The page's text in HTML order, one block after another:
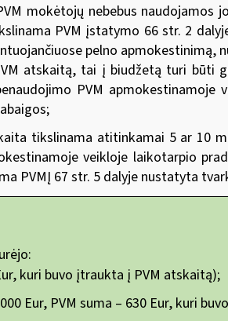
mokėtojų nebebus naudojamos
PVM įstatymo 66 str. 2
pelno apmokestinimą,
atskaitą, tai į biudžetą turi būti
PVM apmokestinamoje
tikslinama atitinkamai 5 ar 10
veikloje laikotarpio
PVMĮ 67 str. 5 dalyje nustatyta
kuri buvo įtraukta į PVM atskaitą);
Eur, PVM suma – 630 Eur, kuri